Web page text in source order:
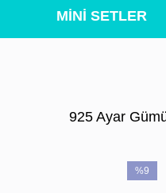
MİNİ SETLER
925 Ayar
%9